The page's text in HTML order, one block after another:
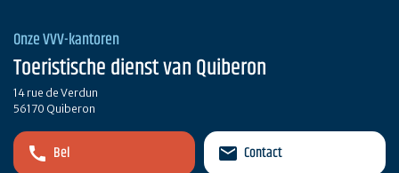
Onze VVV-kantoren
Toeristische dienst van Quiberon
14 rue de Verdun
56170 Quiberon
Bel Contact